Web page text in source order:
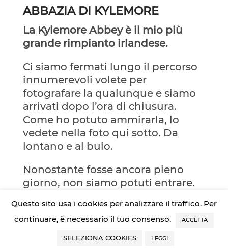
ABBAZIA DI KYLEMORE
La Kylemore Abbey è il mio più
grande rimpianto irlandese.
Ci siamo fermati lungo il percorso
innumerevoli volete per
fotografare la qualunque e siamo
arrivati dopo l’ora di chiusura.
Come ho potuto ammirarla, lo
vedete nella foto qui sotto. Da
lontano e al buio.
Nonostante fosse ancora pieno
giorno, non siamo potuti entrare.
Si tratta di un pittoresco (oggi si
direbbe instagrammabile)
monastero benedettino con sede
Questo sito usa i cookies per analizzare il traffico. Per
continuare, è necessario il tuo consenso.
ACCETTA
SELEZIONA COOKIES LEGGI